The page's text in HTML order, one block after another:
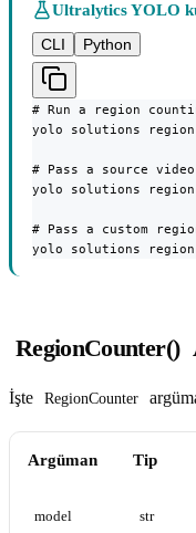
Ultralytics YOLO
CLI
Python
# Run a region
yolo solutions region
# Pass a source video
yolo solutions region
# Pass a custom
yolo solutions
RegionCounter()
İşte RegionCounter
Argüman Tip
model str